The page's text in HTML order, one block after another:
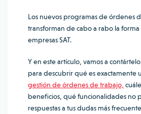
Los nuevos programas de órdenes
transforman de cabo a rabo la
empresas SAT.
Y en este artículo, vamos a
para descubrir qué es exactamente
gestión de órdenes de trabajo,
beneficios, qué funcionalidades no
respuestas a tus dudas más